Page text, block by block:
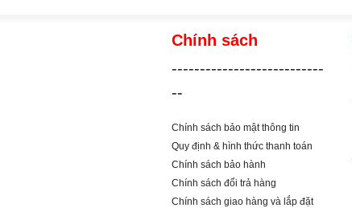
Chính sách
---------------------------
--
Chính sách bảo mật thông tin
Quy định & hình thức thanh toán
Chính sách bảo hành
Chính sách đổi trả hàng
Chính sách giao hàng và lắp đặt